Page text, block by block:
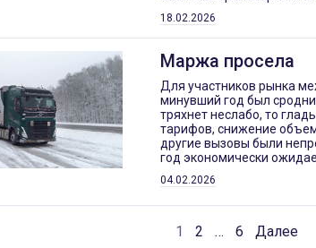
18.02.2026
Маржа просела
Для участников рынка
минувший год был
тряхнет неслабо, то
тарифов, снижение
другие вызовы были
год экономически
04.02.2026
1 2 … 6 Далее